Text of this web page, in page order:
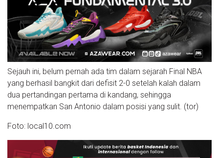
Sejauh ini, belum pernah ada tim dalam sejarah Final NBA
yang berhasil bangkit dari defisit 2-0 setelah kalah dalam
dua pertandingan pertama di kandang, sehingga
menempatkan San Antonio dalam posisi yang sulit. (tor)
Foto: local10.com